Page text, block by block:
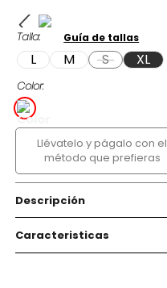
Talla
L M S XL
Color
Guía de tallas
Llévatelo y págalo con el
método que prefieras
Descripción
Caracteristicas